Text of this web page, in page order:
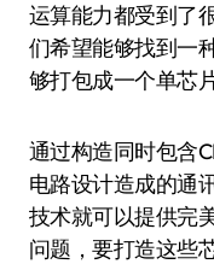
运算能力都受到了
们希望能够找到一
够打包成一个单芯
通过构造同时包含
电路设计造成的通
技术就可以提供完
问题，要打造这些